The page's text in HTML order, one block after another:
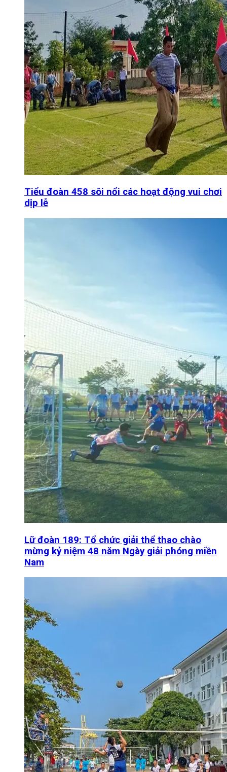
Tiểu đoàn 458 sôi nổi các hoạt động vui chơi
dịp lễ
Lữ đoàn 189: Tổ chức giải thể thao chào
mừng kỷ niệm 48 năm Ngày giải phóng miền
Nam